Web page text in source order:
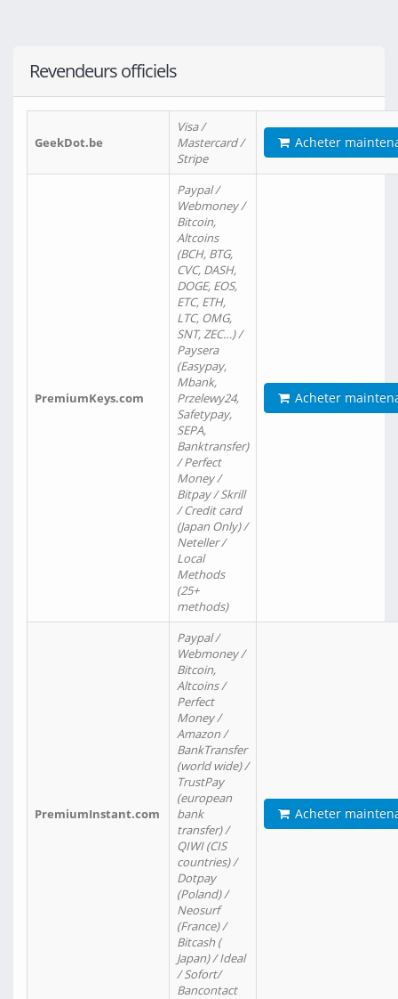
Revendeurs officiels
GeekDot.be
Visa /
Mastercard /
Stripe
Acheter
PremiumKeys.com
Paypal /
Webmoney /
Bitcoin,
Altcoins
(BCH, BTG,
CVC, DASH,
DOGE, EOS,
ETC, ETH,
LTC, OMG,
SNT, ZEC…) /
Paysera
(Easypay,
Mbank,
Przelewy24,
Safetypay,
SEPA,
Banktransfer)
/ Perfect
Money /
Bitpay / Skrill
/ Credit card
(Japan Only) /
Neteller /
Local
Methods
(25+
methods)
Acheter
PremiumInstant.com
Paypal /
Webmoney /
Bitcoin,
Altcoins /
Perfect
Money /
Amazon /
BankTransfer
(world wide) /
TrustPay
(european
bank
transfer) /
QIWI (CIS
countries) /
Dotpay
(Poland) /
Neosurf
(France) /
Bitcash (
Japan) / Ideal
/ Sofort/
Bancontact
Acheter